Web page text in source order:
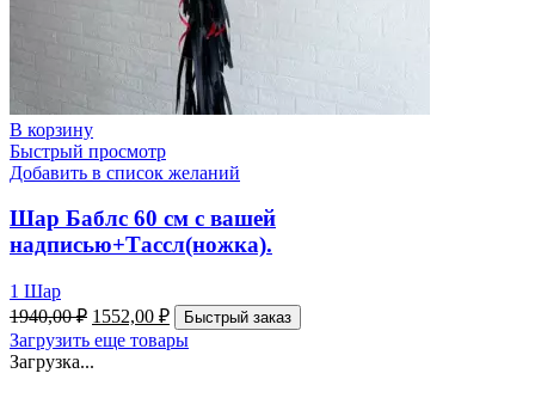
В корзину
Быстрый просмотр
Добавить в список желаний
Шар Баблс 60 см с вашей
надписью+Тассл(ножка).
1 Шар
1940,00₽ 1552,00 ₽ Быстрый заказ
Загрузить еще товары
Загрузка...